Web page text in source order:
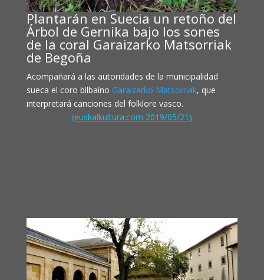
Plantarán en Suecia un retoño del
Árbol de Gernika bajo los sones
de la coral Garaizarko Matsorriak
de Begoña
Acompañará a las autoridades de la municipalidad
sueca el coro bilbaíno Garaizarko Matsorriak, que
interpretará canciones del folklore vasco.
(euskalkultura.com 2019/05/21)